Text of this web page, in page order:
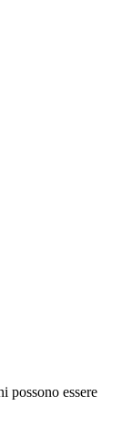
possono essere